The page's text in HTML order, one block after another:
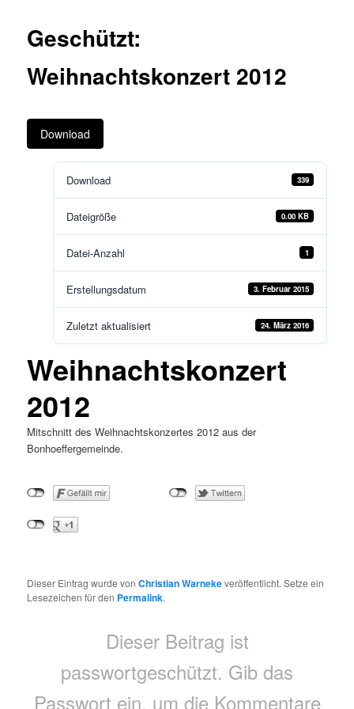
Geschützt:
Weihnachtskonzert 2012
Download
Download 339
Dateigröße 0.00 KB
Datei-Anzahl 1
Erstellungsdatum 3. Februar 2015
Zuletzt aktualisiert 24. März 2016
Weihnachtskonzert
2012
Mitschnitt des Weihnachtskonzertes 2012 aus der
Bonhoeffergemeinde.
Dieser Eintrag wurde vonChristian Warnekeveröffentlicht. Setze ein
Lesezeichen für den Permalink.
Dieser Beitrag ist
passwortgeschützt. Gib das
Passwort ein, um die Kommentare